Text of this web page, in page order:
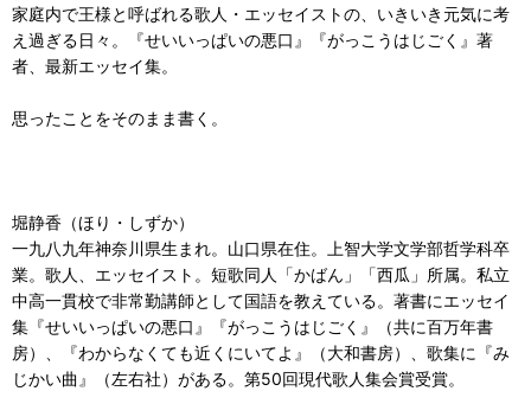
家庭内で王様と呼ばれる歌人・エッセイストの、いきいき元気に考
え過ぎる日々。『せいいっぱいの悪口』『がっこうはじごく』著
者、最新エッセイ集。
思ったことをそのまま書く。
堀静香（ほり・しずか）
一九八九年神奈川県生まれ。山口県在住。上智大学文学部哲学科卒
業。歌人、エッセイスト。短歌同人「かばん」「西瓜」所属。私立
中高一貫校で非常勤講師として国語を教えている。著書にエッセイ
集『せいいっぱいの悪口』『がっこうはじごく』（共に百万年書
房）、『わからなくても近くにいてよ』（大和書房）、歌集に『み
じかい曲』（左右社）がある。第50回現代歌人集会賞受賞。